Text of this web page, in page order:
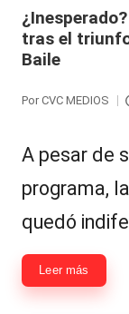
tras el
Baile
Por CVC MEDIOS
A pesar de
programa,
quedó
Leer más